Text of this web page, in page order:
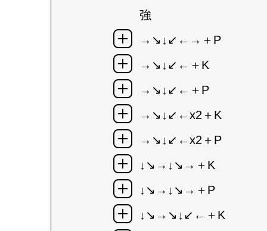
強
→↘↓↙←→＋P
→↘↓↙←＋K
→↘↓↙←＋P
→↘↓↙←x2＋K
→↘↓↙←x2＋P
↓↘→↓↘→＋K
↓↘→↓↘→＋P
↓↘→↘↓↙←＋K